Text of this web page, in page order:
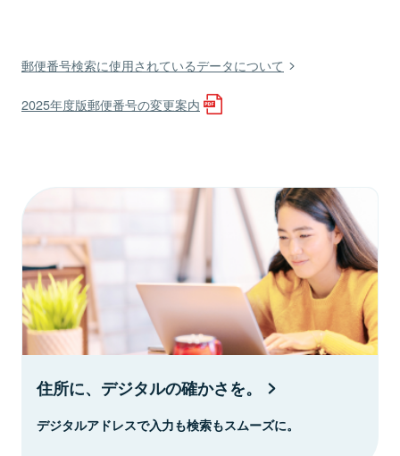
郵便番号検索に使用されているデータについて
2025年度版郵便番号の変更案内
住所に、デジタルの確かさを。
デジタルアドレスで入力も検索もスムーズに。